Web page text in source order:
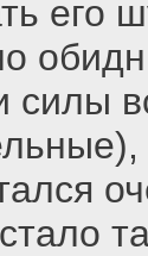
его
силы